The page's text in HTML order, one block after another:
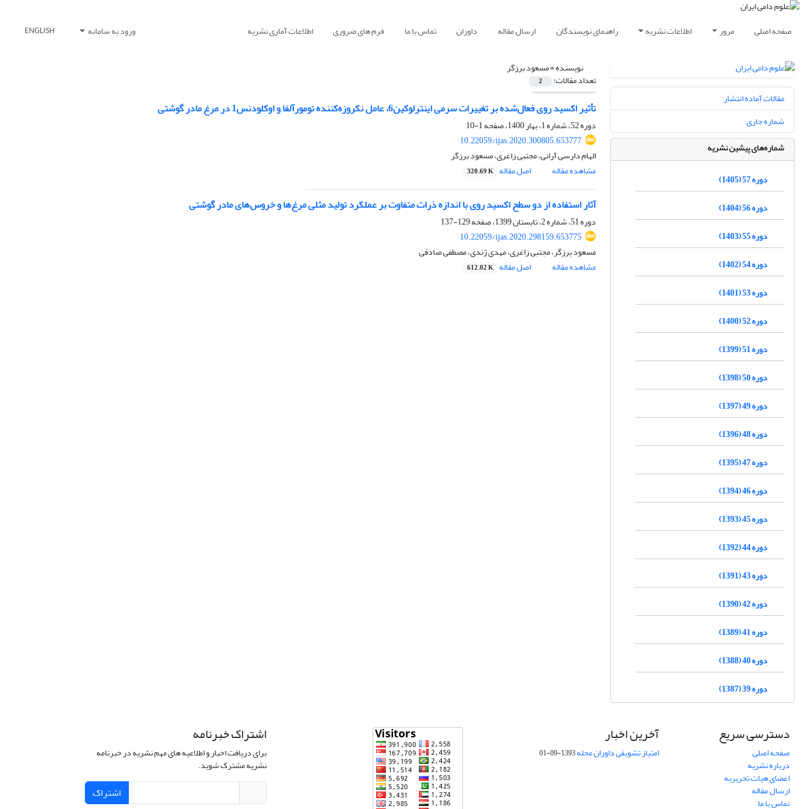
صفحه اصلی مرور اطلاعات نشریه راهنمای نویسندگان ارسال مقاله داوران تماس با ما فرم های ضروری اطلاعات آماری نشریه ورود به سامانه ENGLISH
نویسنده =مسعود برزگر
تعداد مقالات: 2
تأثیر اکسید روی فعال‌شده بر تغییرات سرمی اینترلوکین‌6، عامل نکروزه‌کننده تومورآلفا و اوکلودنس‌1 ‏در مرغ مادر گوشتی
دوره 52، شماره 1، بهار 1400، صفحه
1-10
10.22059/ijas.2020.300805.653777
الهام دارسی آرانی، مجتبی زاغری، مسعود برزگر
مشاهده مقاله
اصل مقاله 320.69 K
آثار استفاده از دو سطح اکسید روی با اندازه ذرات متفاوت بر عملکرد تولید مثلی مرغ‌ها و ‏خروس‌های مادر گوشتی
دوره 51، شماره 2، تابستان 1399، صفحه
129-137
10.22059/ijas.2020.298159.653775
مسعود برزگر، مجتبی زاغری، مهدی ژندی، مصطفی صادقی
مشاهده مقاله
اصل مقاله 612.02 K
مقالات آماده انتشار
شماره جاری
شماره‌های پیشین نشریه
دوره 57 (1405)
دوره 56 (1404)
دوره 55 (1403)
دوره 54 (1402)
دوره 53 (1401)
دوره 52 (1400)
دوره 51 (1399)
دوره 50 (1398)
دوره 49 (1397)
دوره 48 (1396)
دوره 47 (1395)
دوره 46 (1394)
دوره 45 (1393)
دوره 44 (1392)
دوره 43 (1391)
دوره 42 (1390)
دوره 41 (1389)
دوره 40 (1388)
دوره 39 (1387)
دسترسی سریع
صفحه اصلی
درباره نشریه
اعضای هیات تحریریه
ارسال مقاله
تماس با ما
آخرین اخبار
امتیاز تشویقی داوران مجله1393-09-01
اشتراک خبرنامه
برای دریافت اخبار و اطلاعیه های مهم نشریه در خبرنامه
نشریه مشترک شوید.
اشتراک